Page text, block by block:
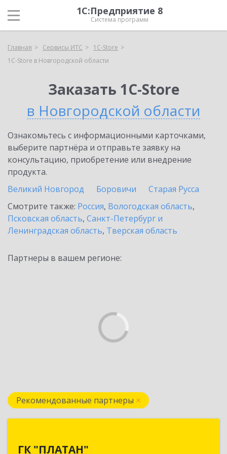
1С:Предприятие 8
Система программ
Главная Сервисы ИТС
1C-Store
1C-Store в Новгородской области
Заказать 1C-Store
в Новгородской области
Ознакомьтесь с информационными карточками,
выберите партнёра и отправьте заявку на
консультацию, приобретение или внедрение
продукта.
Великий Новгород
Боровичи
Старая Русса
Смотрите также: Россия, Вологодская область,
Псковская область, Санкт-Петербург и
Ленинградская область, Тверская область
Партнеры в вашем регионе:
Рекомендованные партнеры
ГК "ПЛАТАН"